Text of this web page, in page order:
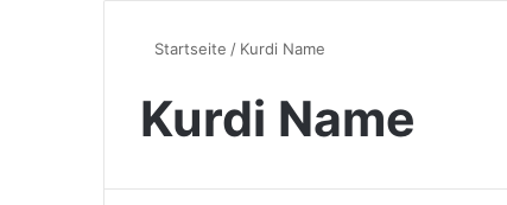
Startseite / Kurdi Name
Kurdi Name